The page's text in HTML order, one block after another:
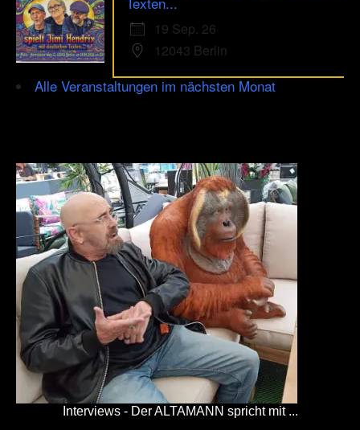
19 Sep. 26
12043 Berlin
Alle Veranstaltungen im nächsten Monat
Interviews - Der ALTAMANN spricht mit ...